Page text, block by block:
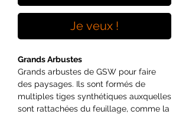
Je veux !
Grands Arbustes
Grands arbustes de GSW pour faire
des paysages. Ils sont formés de
multiples tiges synthétiques auxquelles
sont rattachées du feuillage, comme la